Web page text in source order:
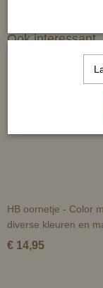
Ook interessant
HB oornetje - Color
diverse kleuren en
€ 14,95